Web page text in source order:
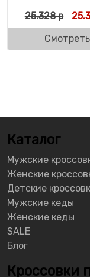
25.328р
Смотреть
Каталог
Мужские
Женские
Детские
Мужские кеды
Женские кеды
SALE
Блог
Кроссовки